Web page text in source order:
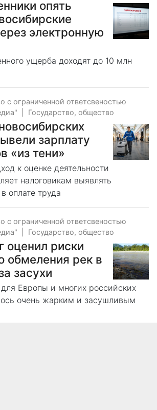
опять
электронную
ущерба доходят до 10 млн
с ограниченной ответсвеностью
Государство, общество
зарплату
«из тени»
к оценке деятельности
налоговикам выявлять
оплате труда
с ограниченной ответсвеностью
Государство, общество
оценил риски
обмеления рек в
засухи
Европы и многих российских
очень жарким и засушливым